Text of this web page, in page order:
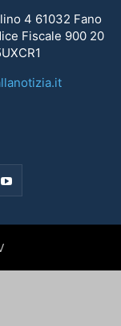
4 61032 Fano
Fiscale 900 20